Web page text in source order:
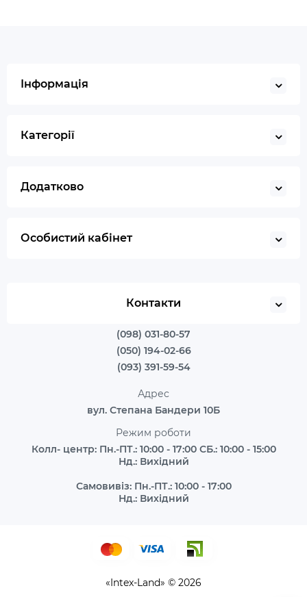
Інформація
Категорії
Додатково
Особистий кабінет
Контакти
(098) 031-80-57
(050) 194-02-66
(093) 391-59-54
Адрес
вул. Степана Бандери 10Б
Режим роботи
Колл- центр: Пн.-ПТ.: 10:00 - 17:00 СБ.: 10:00 - 15:00
Нд.: Вихідний
Самовивіз: Пн.-ПТ.: 10:00 - 17:00
Нд.: Вихідний
«Intex-Land» © 2026